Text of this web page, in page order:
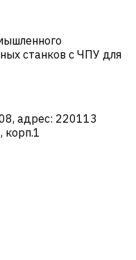
станков с ЧПУ для
адрес: 220113
корп.1